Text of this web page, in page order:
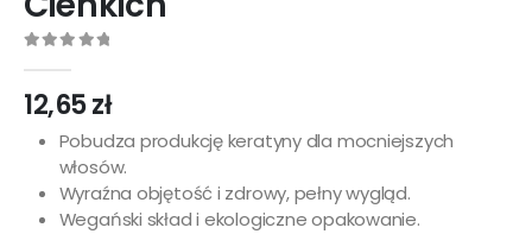
12,65zł
Pobudza produkcję keratyny dla mocniejszych
włosów.
Wyraźna objętość i zdrowy, pełny wygląd.
Wegański skład i ekologiczne opakowanie.